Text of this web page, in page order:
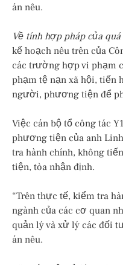
án nêu.
Về tính hợp pháp của
kế hoạch nêu trên của
các trường hợp vi phạm
phạm tệ nạn xã hội, tiến
người, phương tiện để
Việc cán bộ tổ công tác
phương tiện của anh
tra hành chính, không
tiện, tòa nhận định.
“Trên thực tế, kiểm tra
ngành của các cơ quan
quản lý và xử lý các đối
án nêu.